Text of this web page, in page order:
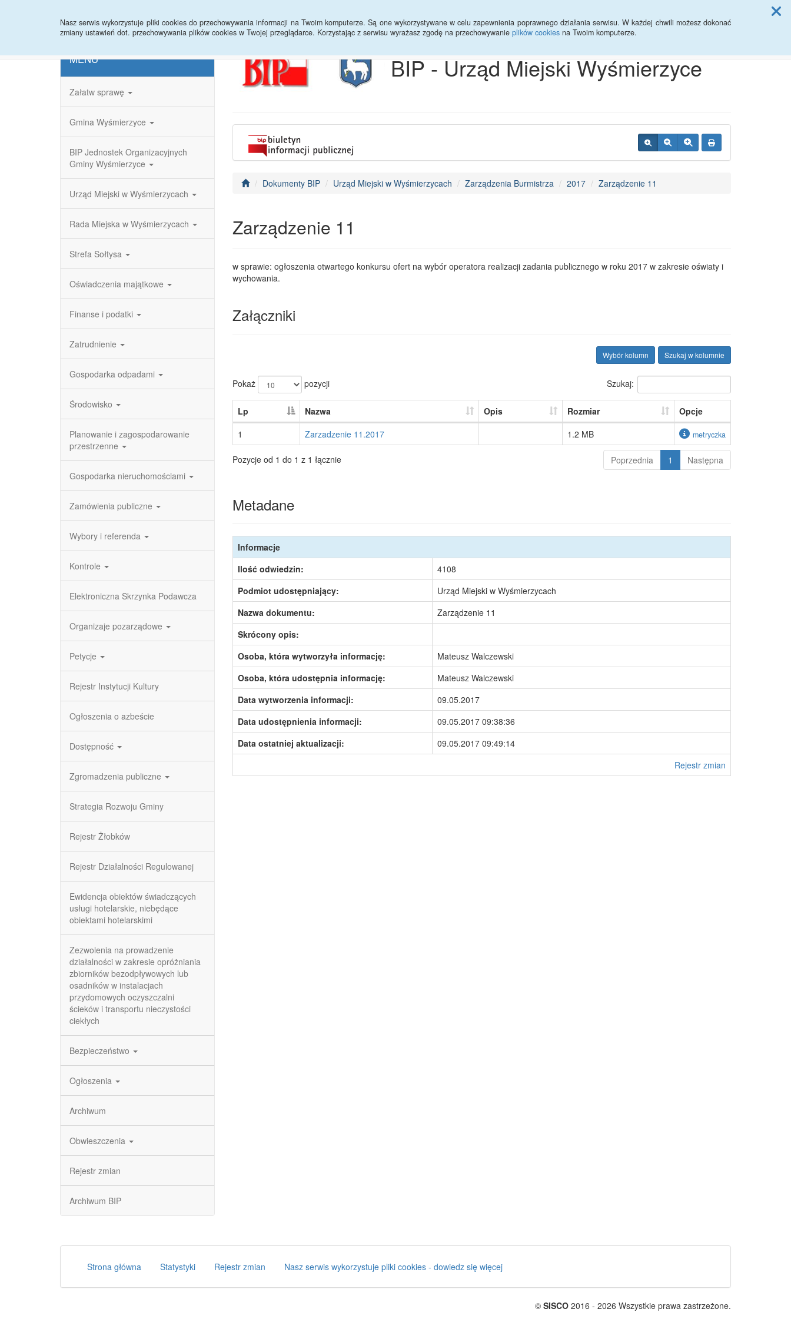
Nasz serwis wykorzystuje pliki cookies do przechowywania informacji na Twoim komputerze. Są one wykorzystywane w celu zapewnienia poprawnego działania serwisu. W każdej chwili możesz dokonać
zmiany ustawień dot. przechowywania plików cookies w Twojej przeglądarce. Korzystając z serwisu wyrażasz zgodę na przechowywanie plików cookies na Twoim komputerze.
Przycisk wyszukaj duży
MENU
Załatw sprawę
Gmina Wyśmierzyce
BIP Jednostek Organizacyjnych
Gminy Wyśmierzyce
Urząd Miejski w Wyśmierzycach
Rada Miejska w Wyśmierzycach
Strefa Sołtysa
Oświadczenia majątkowe
Finanse i podatki
Zatrudnienie
Gospodarka odpadami
Środowisko
Planowanie i zagospodarowanie
przestrzenne
Gospodarka nieruchomościami
Zamówienia publiczne
Wybory i referenda
Kontrole
Elektroniczna Skrzynka Podawcza
Organizaje pozarządowe
Petycje
Rejestr Instytucji Kultury
Ogłoszenia o azbeście
Dostępność
Zgromadzenia publiczne
Strategia Rozwoju Gminy
Rejestr Żłobków
Rejestr Działalności Regulowanej
Ewidencja obiektów świadczących
usługi hotelarskie, niebędące
obiektami hotelarskimi
Zezwolenia na prowadzenie
działalności w zakresie opróżniania
zbiorników bezodpływowych lub
osadników w instalacjach
przydomowych oczyszczalni
ścieków i transportu nieczystości
ciekłych
Bezpieczeństwo
Ogłoszenia
Archiwum
Obwieszczenia
Rejestr zmian
Archiwum BIP
BIP - Urząd Miejski Wyśmierzyce
Dokumenty BIP Urząd Miejski w Wyśmierzycach Zarządzenia Burmistrza 2017 Zarządzenie 11
Zarządzenie 11
w sprawie: ogłoszenia otwartego konkursu ofert na wybór operatora realizacji zadania publicznego w roku 2017 w zakresie oświaty i
wychowania.
Załączniki
Szukaj w kolumnie
Wybór kolumn
Pokaż pozycji Szukaj:
Lp Nazwa Opis Rozmiar
Opcje
1
Zarzadzenie 11.2017 1.2 MB metryczka
Pozycje od 1 do 1 z 1 łącznie Poprzednia 1 Następna
Metadane
Informacje
Ilość odwiedzin:
4108
Podmiot udostępniający:
Urząd Miejski w Wyśmierzycach
Nazwa dokumentu:
Zarządzenie 11
Skrócony opis:
Osoba, która wytworzyła informację:
Mateusz Walczewski
Osoba, która udostępnia informację:
Mateusz Walczewski
Data wytworzenia informacji:
09.05.2017
Data udostępnienia informacji:
09.05.2017 09:38:36
Data ostatniej aktualizacji:
09.05.2017 09:49:14
Rejestr zmian
Strona główna Statystyki Rejestr zmian Nasz serwis wykorzystuje pliki cookies - dowiedz się więcej
© SISCO 2016 - 2026 Wszystkie prawa zastrzeżone.